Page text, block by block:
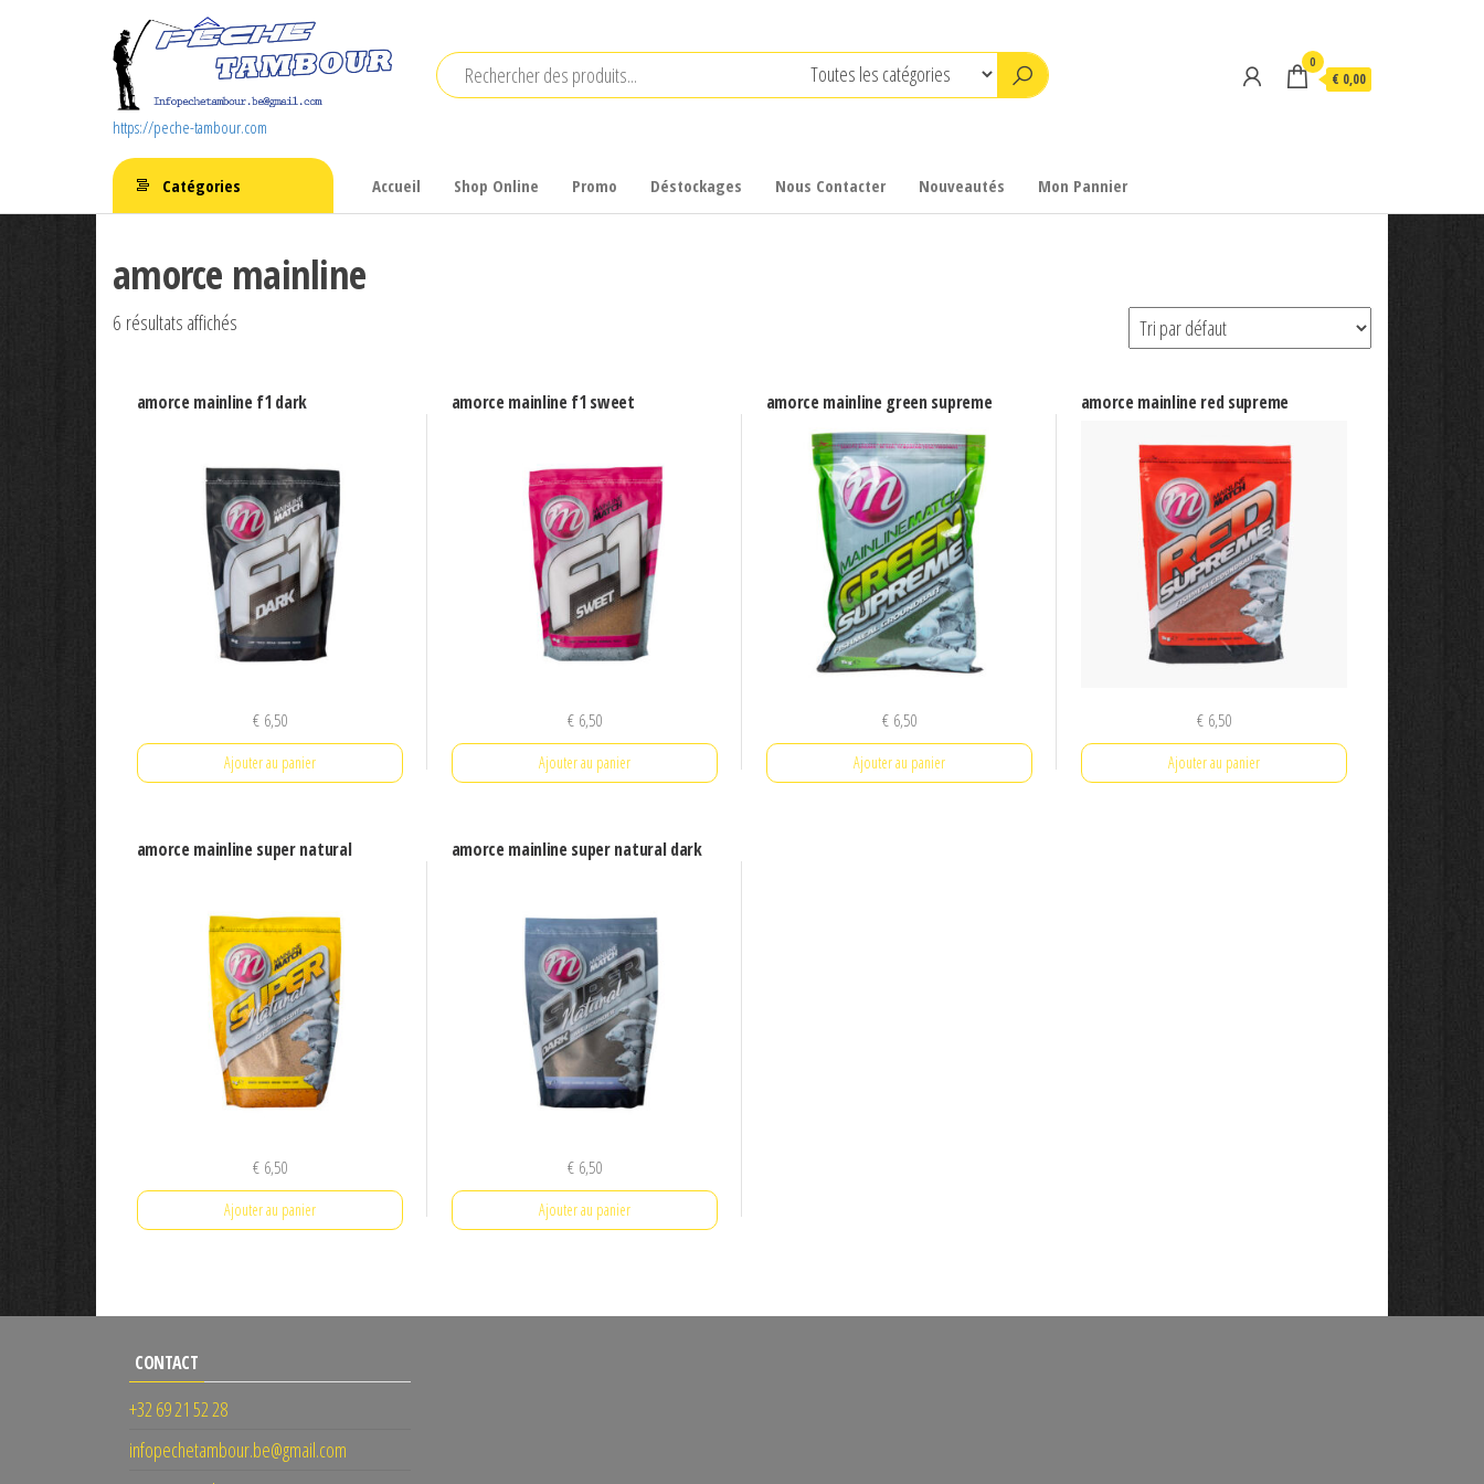
https://peche-tambour.com
0
€ 0,00
Catégories Accueil Shop Online Promo Déstockages Nous Contacter Nouveautés Mon Pannier
amorce mainline
6 résultats affichés
amorce mainline f1 dark
€ 6,50
Ajouter au panier
amorce mainline f1 sweet
€ 6,50
Ajouter au panier
amorce mainline green supreme
€ 6,50
Ajouter au panier
amorce mainline red supreme
€ 6,50
Ajouter au panier
amorce mainline super natural
€ 6,50
Ajouter au panier
amorce mainline super natural dark
€ 6,50
Ajouter au panier
CONTACT
+32 69 21 52 28
infopechetambour.be@gmail.com